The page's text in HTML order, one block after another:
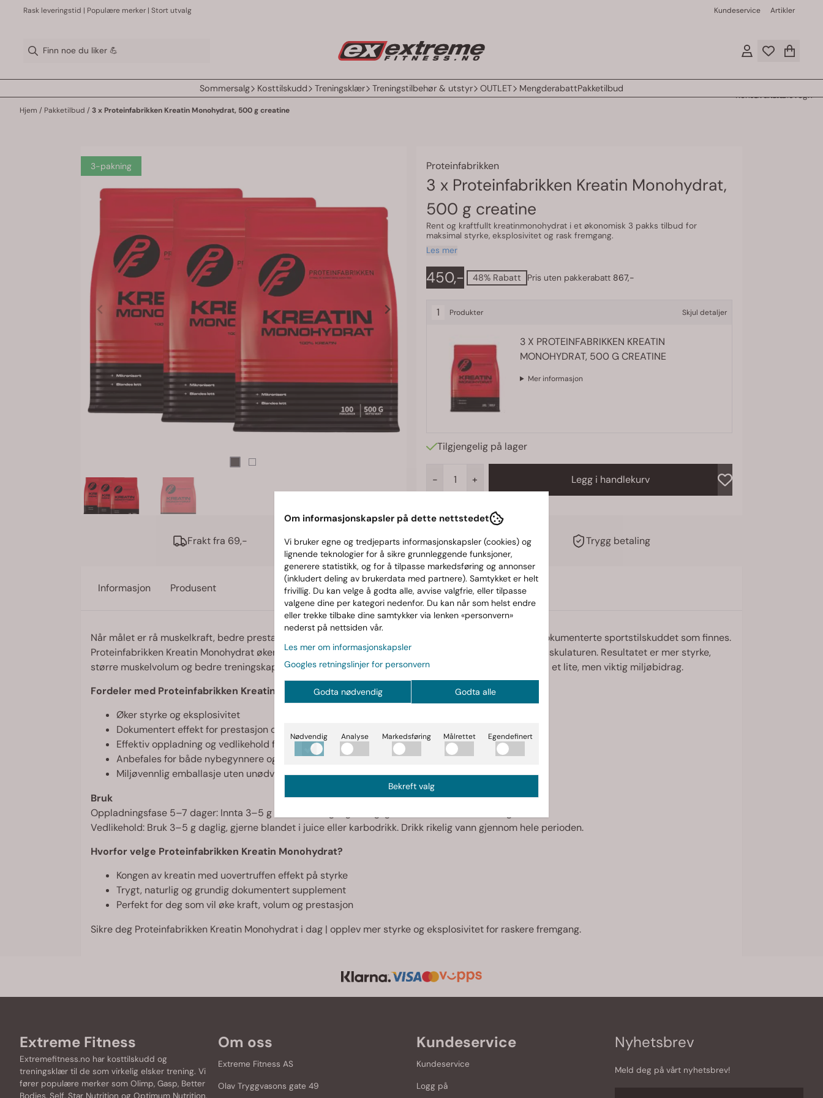
Hopp til innhold
Rask leveringstid | Populære merker | Stort utvalg Kundeservice Artikler
KontoFavoritter
Handlevogn
Sommersalg Kosttilskudd Treningsklær Treningstilbehør & utstyr OUTLET MengderabattPakketilbud
Hjem / Pakketilbud / 3 x Proteinfabrikken Kreatin Monohydrat, 500 g creatine
3-pakning Proteinfabrikken
3 x Proteinfabrikken Kreatin Monohydrat,
500 g creatine
Rent og kraftfullt kreatinmonohydrat i et økonomisk 3 pakks tilbud for
maksimal styrke, eksplosivitet og rask fremgang.
Les mer
450,- 48% Rabatt Pris uten pakkerabatt 867,-
1 Produkter Skjul detaljer
3 X PROTEINFABRIKKEN KREATIN
MONOHYDRAT, 500 G CREATINE
Mer informasjon
Tilgjengelig på lager
- + Legg i handlekurv
Frakt fra 69,- Gode tilbud, stort utvalg Trygg betaling
Informasjon Produsent
Når målet er rå muskelkraft, bedre prestasjon og raskere fremgang, er kreatin monohydrat det mest dokumenterte sportstilskuddet som finnes.
Proteinfabrikken Kreatin Monohydrat øker kroppens kreatinlagre og gir et kraftigere anabolt signal i muskulaturen. Resultatet er mer styrke,
større muskelvolum og bedre treningskapasitet. I tillegg reduseres plastavfall ved å utelate måleskje – et lite, men viktig miljøbidrag.
Fordeler med Proteinfabrikken Kreatin Monohydrat
Øker styrke og eksplosivitet
Dokumentert effekt for prestasjon og muskeløkning
Effektiv oppladning og vedlikehold for raske resultater
Anbefales for både nybegynnere og avanserte utøvere
Miljøvennlig emballasje uten unødvendig plast
Bruk
Oppladningsfase 5–7 dager: Innta 3–5 g kreatin 3–4 ganger daglig for å maksimere kreatinlagrene.
Vedlikehold: Bruk 3–5 g daglig, gjerne blandet i juice eller karbodrikk. Drikk rikelig vann gjennom hele perioden.
Hvorfor velge Proteinfabrikken Kreatin Monohydrat?
Kongen av kreatin med uovertruffen effekt på styrke
Trygt, naturlig og grundig dokumentert supplement
Perfekt for deg som vil øke kraft, volum og prestasjon
Sikre deg Proteinfabrikken Kreatin Monohydrat i dag | opplev mer styrke og eksplosivitet for raskere fremgang.
Extreme Fitness
Extremefitness.no har kosttilskudd og
treningsklær til de som virkelig elsker trening. Vi
fører populære merker som Olimp, Gasp, Better
Om oss
Extreme Fitness AS
Olav Tryggvasons gate 49
Kundeservice
Kundeservice
Logg på
Nyhetsbrev
Meld deg på vårt nyhetsbrev!
Om informasjonskapsler på dette nettstedet
Vi bruker egne og tredjeparts informasjonskapsler (cookies) og
lignende teknologier for å sikre grunnleggende funksjoner,
generere statistikk, og for å tilpasse markedsføring og annonser
(inkludert deling av brukerdata med partnere). Samtykket er helt
frivillig. Du kan velge å godta alle, avvise valgfrie, eller tilpasse
valgene dine per kategori nedenfor. Du kan når som helst endre
eller trekke tilbake dine samtykker via lenken «personvern»
nederst på nettsiden vår.
Les mer om informasjonskapsler
Googles retningslinjer for personvern
Godta nødvendig Godta alle
Nødvendig Analyse Markedsføring Målrettet Egendefinert
Bekreft valg